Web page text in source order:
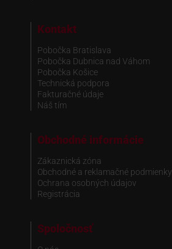
Kontakt
Pobočka Bratislava
Pobočka Dubnica nad Váhom
Pobočka Košice
Technická podpora
Fakturačné údaje
Náš tím
Obchodné informácie
Zákaznická zóna
Obchodné a reklamačné podmienky
Ochrana osobných údajov
Registrácia
Spoločnosť